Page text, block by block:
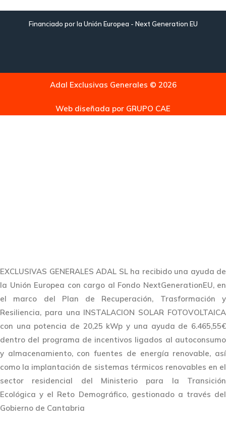
Financiado por la Unión Europea - Next Generation EU
Adal Exclusivas Generales © 2026
Web diseñada por GRUPO CAE
EXCLUSIVAS GENERALES ADAL SL ha recibido una ayuda de
la Unión Europea con cargo al Fondo NextGenerationEU, en
el marco del Plan de Recuperación, Trasformación y
Resiliencia, para una INSTALACION SOLAR FOTOVOLTAICA
con una potencia de 20,25 kWp y una ayuda de 6.465,55€
dentro del programa de incentivos ligados al autoconsumo
y almacenamiento, con fuentes de energía renovable, así
como la implantación de sistemas térmicos renovables en el
sector residencial del Ministerio para la Transición
Ecológica y el Reto Demográfico, gestionado a través del
Gobierno de Cantabria